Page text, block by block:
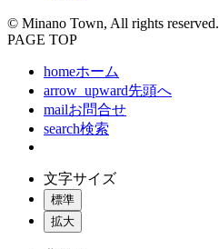
© Minano Town, All rights reserved.
PAGE TOP
homeホーム
arrow_upward先頭へ
mailお問合せ
search検索
文字サイズ
標準
拡大